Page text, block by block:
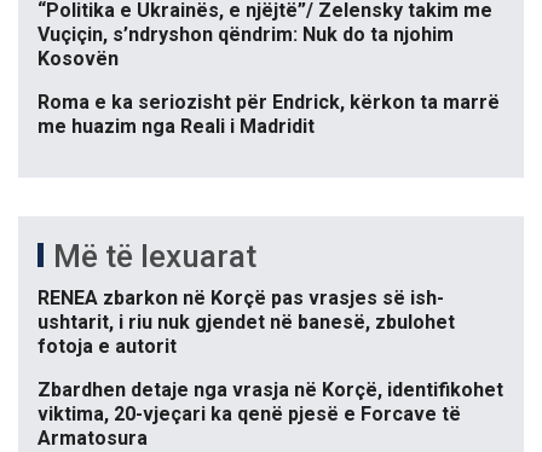
“Politika e Ukrainës, e njëjtë”/ Zelensky takim me
Vuçiçin, s’ndryshon qëndrim: Nuk do ta njohim
Kosovën
Roma e ka seriozisht për Endrick, kërkon ta marrë
me huazim nga Reali i Madridit
Më të lexuarat
RENEA zbarkon në Korçë pas vrasjes së ish-
ushtarit, i riu nuk gjendet në banesë, zbulohet
fotoja e autorit
Zbardhen detaje nga vrasja në Korçë, identifikohet
viktima, 20-vjeçari ka qenë pjesë e Forcave të
Armatosura